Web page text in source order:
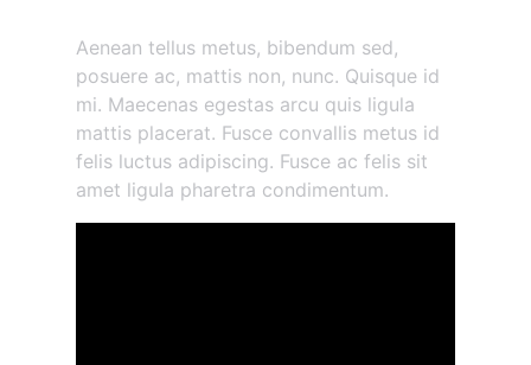
Aenean tellus metus, bibendum sed,
posuere ac, mattis non, nunc. Quisque id
mi. Maecenas egestas arcu quis ligula
mattis placerat. Fusce convallis metus id
felis luctus adipiscing. Fusce ac felis sit
amet ligula pharetra condimentum.